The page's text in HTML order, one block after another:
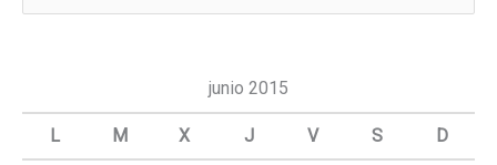
a
junio 2015
L M X J V S D